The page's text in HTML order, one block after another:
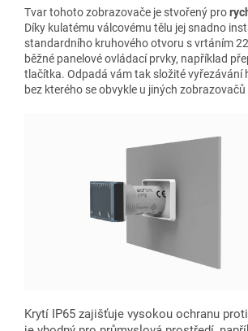
Tvar tohoto zobrazovače je stvořený pro
Díky kulatému válcovému tělu jej snadno
standardního kruhového otvoru s vrtáním
běžné panelové ovládací prvky, například
tlačítka. Odpadá vám tak složité vyřezávání
bez kterého se obvykle u jiných zobrazovačů
Krytí IP65 zajišťuje vysokou ochranu